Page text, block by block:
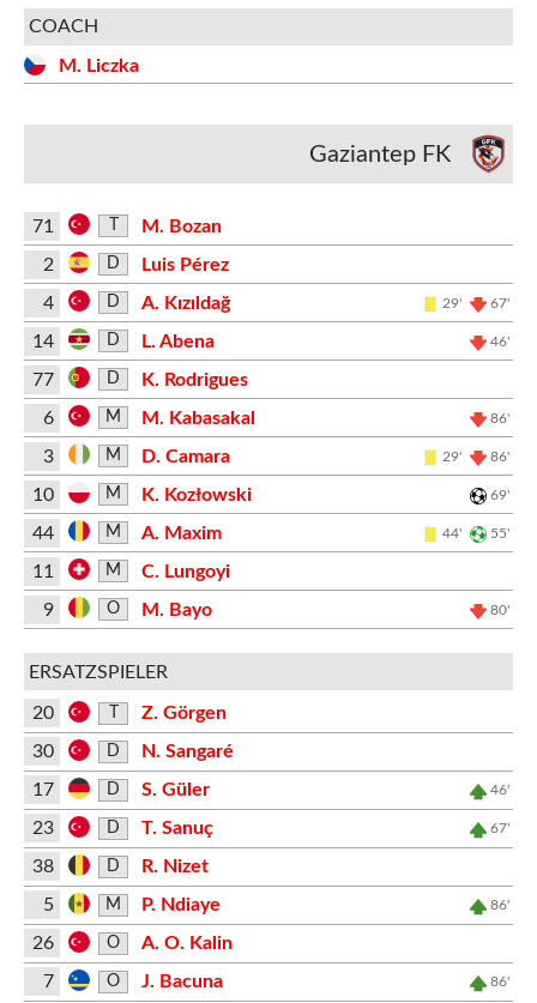
COACH
M. Liczka
Gaziantep FK
71
M. Bozan
2
D
Luis Pérez
4
D A. Kızıldağ 29' 67'
14 D L. Abena 46'
77 D
K. Rodrigues
6
M M. Kabasakal 86'
3 M D. Camara 29' 86'
10 M K. Kozłowski 69'
44 M A. Maxim 44' 55'
11 M
C. Lungoyi
9
O M. Bayo 80'
ERSATZSPIELER
20
Z. Görgen
30
D
N. Sangaré
17
D S. Güler 46'
23 D T. Sanuç 67'
38 D
R. Nizet
5
M P. Ndiaye 86'
26 O
A. O. Kalin
7
O J. Bacuna 86'